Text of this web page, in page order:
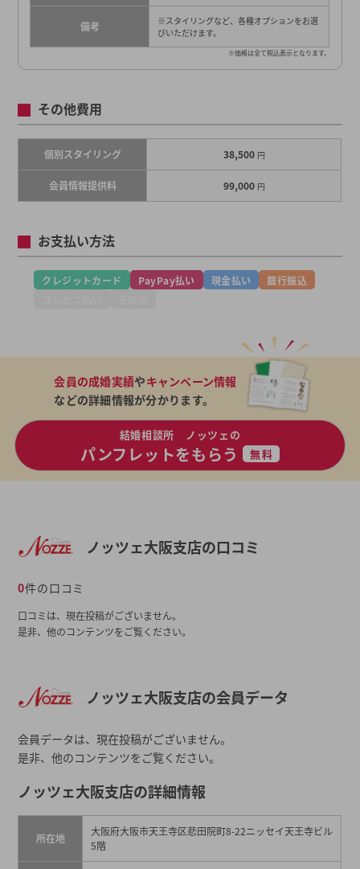
備考
※スタイリングなど、各種オプションをお選
びいただけます。
※価格は全て税込表示となります。
その他費用
個別スタイリング 38,500 円
会員情報提供料 99,000 円
お支払い方法
クレジットカード PayPay払い 現金払い
銀行振込
会員の成婚実績やキャンペーン情報
などの詳細情報が分かります。
結婚相談所 ノッツェの
パンフレットをもらう 無料
ノッツェ大阪支店の口コミ
0件の口コミ
口コミは、現在投稿がございません。
是非、他のコンテンツをご覧ください。
ノッツェ大阪支店の会員データ
会員データは、現在投稿がございません。
是非、他のコンテンツをご覧ください。
ノッツェ大阪支店の詳細情報
所在地
大阪府大阪市天王寺区悲田院町8-22ニッセイ天王寺ビル
5階